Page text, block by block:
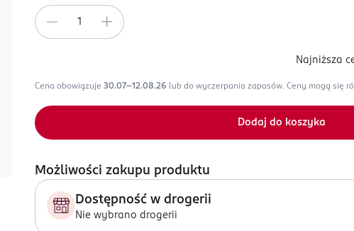
Najniższa
Cena obowiązuje 30.07-12.08.26 lub do wyczerpania zapasów. Ceny mogą się
Dodaj do koszyka
Możliwości zakupu produktu
Dostępność w drogerii
Nie wybrano drogerii